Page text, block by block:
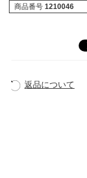
商品番号 1210046
返品について